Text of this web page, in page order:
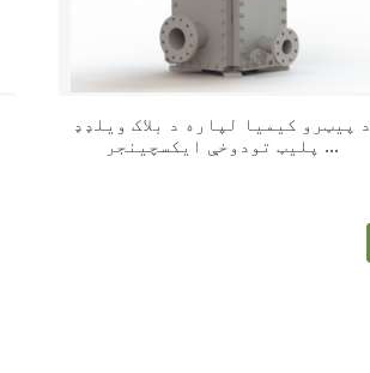
د پیټرو کیمیا لپاره د بلاک ویلډډ
پلیټ تودوخې ایکسچینجر ...